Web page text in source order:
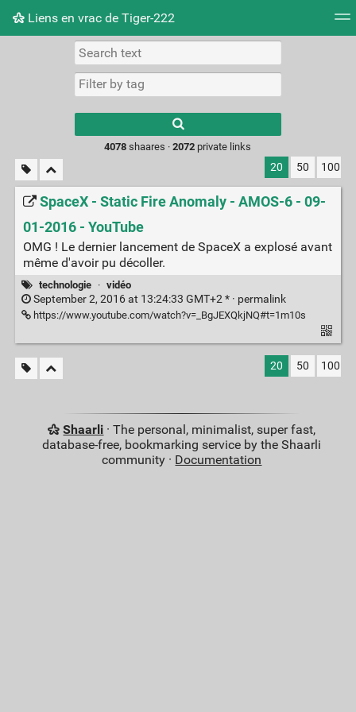
Liens en vrac de Tiger-222
Picture wall
results.
4078 shaares ·2072 private links
20 50 100
SpaceX - Static Fire Anomaly - AMOS-6 - 09-
01-2016 - YouTube
OMG ! Le dernier lancement de SpaceX a explosé avant
même d'avoir pu décoller.
technologie · vidéo
September 2, 2016 at 13:24:33 GMT+2 * · permalink
https://www.youtube.com/watch?v=_BgJEXQkjNQ#t=1m10s
20 50 100
Shaarli · The personal, minimalist, super fast,
database-free, bookmarking service by the Shaarli
community · Documentation